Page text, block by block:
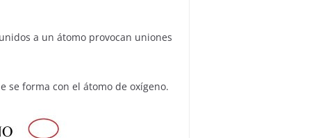
a un átomo provocan uniones
se forma con el átomo de oxígeno.